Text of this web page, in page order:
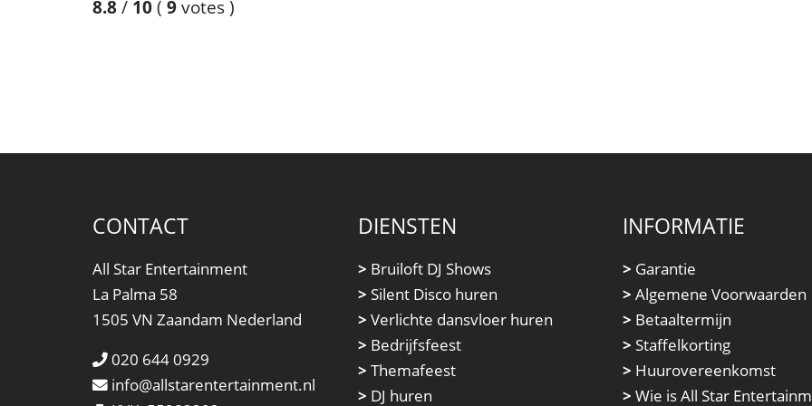
8.8 / 10 ( 9 votes )
CONTACT
All Star Entertainment
La Palma 58
1505 VN Zaandam Nederland
020 644 0929
info@allstarentertainment.nl
DIENSTEN
> Bruiloft DJ Shows
> Silent Disco huren
> Verlichte dansvloer huren
> Bedrijfsfeest
> Themafeest
> DJ huren
INFORMATIE
> Garantie
> Algemene Voorwaarden
> Betaaltermijn
> Staffelkorting
> Huurovereenkomst
> Wie is All Star